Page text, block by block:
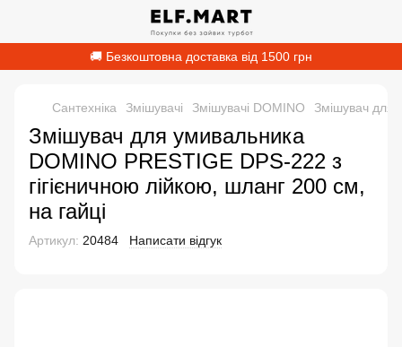
🚚 Безкоштовна доставка від 1500 грн
Сантехніка Змішувачі Змішувачі DOMINO Змішувач для
Змішувач для умивальника
DOMINO PRESTIGE DPS-222 з
гігієничною лійкою, шланг 200 см,
на гайці
Артикул: 20484 Написати відгук